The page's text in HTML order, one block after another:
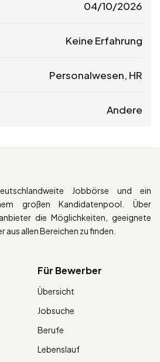
04/10/2026
Keine Erfahrung
Personalwesen, HR
Andere
Jobbörse und ein
großen Kandidatenpool. Über
die Möglichkeiten, geeignete
allen Bereichen zu finden.
Für Bewerber
Übersicht
Jobsuche
Berufe
Lebenslauf